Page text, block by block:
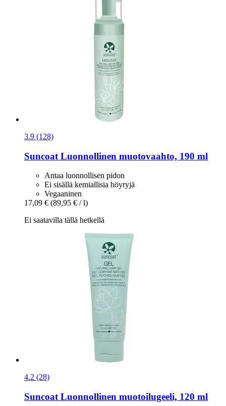
3.9 (128)
Suncoat Luonnollinen muotovaahto, 190 ml
Antaa luonnollisen pidon
Ei sisällä kemiallisia höyryjä
Vegaaninen
17,09 € (89,95 € / l)
Ei saatavilla tällä hetkellä
4.2 (28)
Suncoat Luonnollinen muotoilugeeli, 120 ml